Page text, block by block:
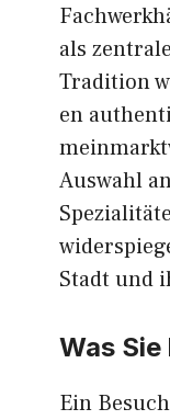
als
Tradition
en
Auswahl
Stadt und
Was
Ein